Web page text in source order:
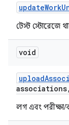
updateWork
টেস্ট স্টোরেজে
void
upload
associations,
লগ এবং